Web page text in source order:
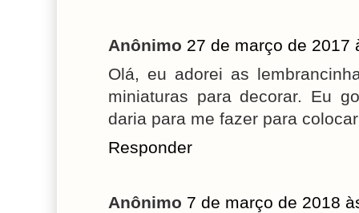
Anônimo 27 de março de 2017
Olá, eu adorei as
miniaturas para decorar. Eu
daria para me fazer para
Responder
Anônimo 7 de março de 2018